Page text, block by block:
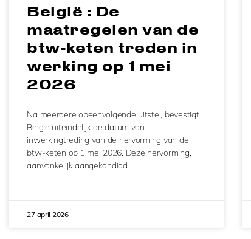
België : De
maatregelen van de
btw-keten treden in
werking op 1 mei
2026
Na meerdere opeenvolgende uitstel, bevestigt
België uiteindelijk de datum van
inwerkingtreding van de hervorming van de
btw-keten op 1 mei 2026. Deze hervorming,
aanvankelijk aangekondigd…
27 april 2026